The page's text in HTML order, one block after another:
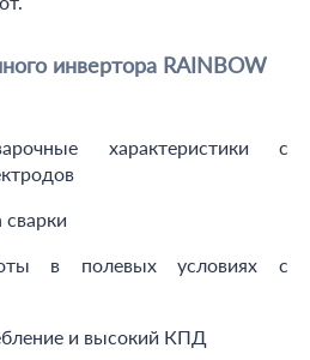
инвертора RAINBOW
характеристики с
в полевых условиях с
и высокий КПД